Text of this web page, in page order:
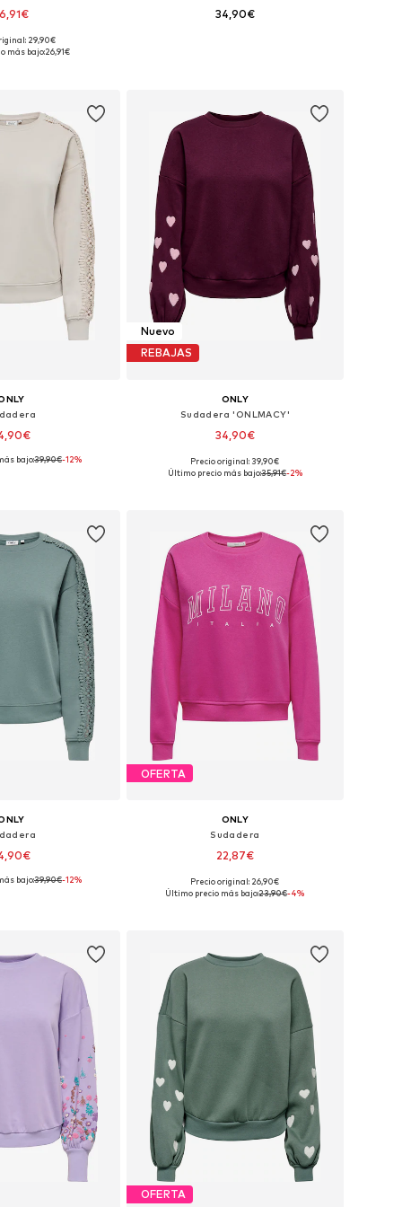
+38
XS, S, M, L, XL
29,90€
más bajo:26,91€
34,90€
XS, S, M, L, XL
bajo:39,90€-12%
Nuevo
REBAJAS
ONLY
Sudadera 'ONLMACY'
34,90€
Disponible en muchas tallas
Precio original: 39,90€
Último precio más bajo:35,91€-2%
XS, S, M, L, XL
bajo:39,90€-12%
OFERTA
ONLY
Sudadera
22,87€
+3
Tallas disponibles: XS, S, M, L, XL
Precio original: 26,90€
Último precio más bajo:23,90€-4%
OFERTA